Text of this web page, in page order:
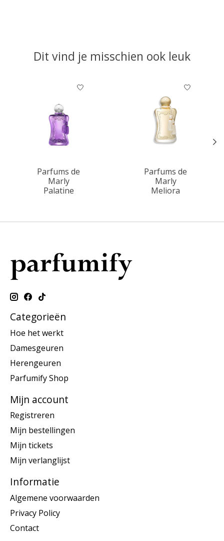
Dit vind je misschien ook leuk
Items van productcarrousel
Parfums de
Marly
Palatine
Parfums de
Marly
Meliora
Categorieën
Hoe het werkt
Damesgeuren
Herengeuren
Parfumify Shop
Mijn account
Registreren
Mijn bestellingen
Mijn tickets
Mijn verlanglijst
Informatie
Algemene voorwaarden
Privacy Policy
Contact